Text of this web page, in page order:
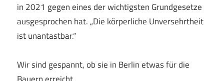
in 2021 gegen eines der wichtigsten Grundgesetze
ausgesprochen hat. „Die körperliche Unversehrtheit
ist unantastbar.“
Wir sind gespannt, ob sie in Berlin etwas für die